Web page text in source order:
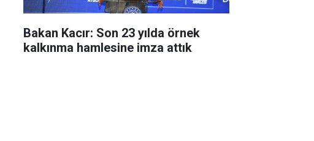
Bakan Kacır: Son 23 yılda örnek
kalkınma hamlesine imza attık